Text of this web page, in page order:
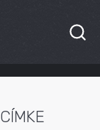
CÍMKE